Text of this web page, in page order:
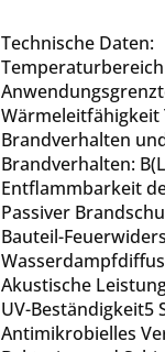
Technische Daten:
Temperaturbereich
Wärmeleitfähigkeit
Brandverhalten
Brandverhalten:
Entflammbarkeit
Passiver
Bauteil-
Akustische
UV-Beständigkeit5
Antimikrobielles